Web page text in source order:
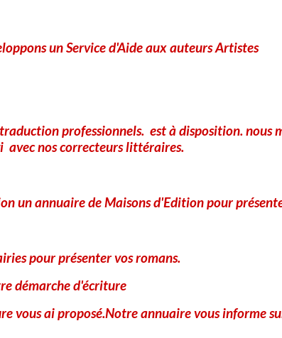
un Service d'Aide aux auteurs Artistes
professionnels. est à disposition. nous
avec nos correcteurs littéraires.
un annuaire de Maisons d'Edition pour
pour présenter vos romans.
démarche d'écriture
vous ai proposé.Notre annuaire vous informe